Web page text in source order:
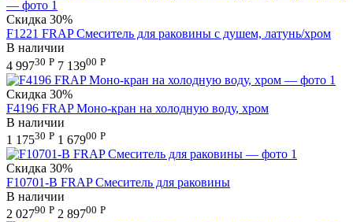
Скидка 30%
F1221 FRAP Смеситель для раковины с душем, латунь/хром
В наличии
4 99730 Р 7 13900 Р
Скидка 30%
F4196 FRAP Моно-кран на холодную воду, хром
В наличии
1 17530 Р 1 67900 Р
Скидка 30%
F10701-B FRAP Смеситель для раковины
В наличии
2 02790 Р 2 89700 Р